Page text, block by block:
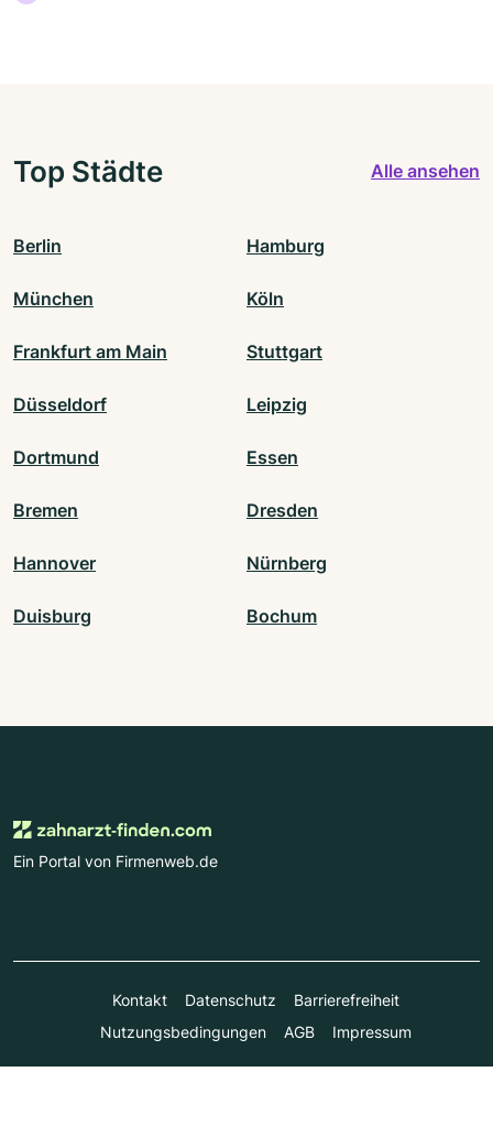
Top Städte Alle ansehen
Berlin Hamburg
München Köln
Frankfurt am Main Stuttgart
Düsseldorf Leipzig
Dortmund Essen
Bremen Dresden
Hannover Nürnberg
Duisburg Bochum
Ein Portal von Firmenweb.de
Kontakt Datenschutz
Barrierefreiheit
Nutzungsbedingungen
AGB Impressum